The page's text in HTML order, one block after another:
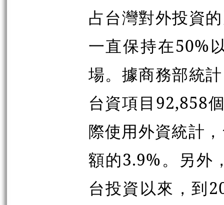
占台灣對外投資
一直保持在50%
場。據商務部統
台資項目92,858
際使用外資統計
額的3.9%。另外
台投資以來，到